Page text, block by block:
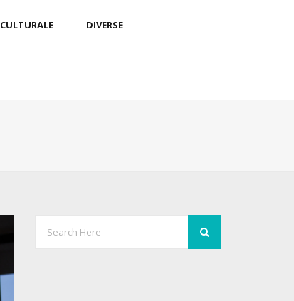
CULTURALE DIVERSE